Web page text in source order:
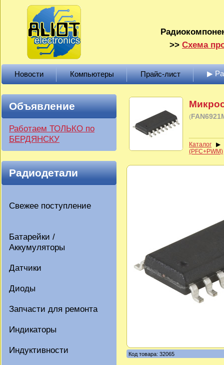
>> Схема
Новости Компьютеры Прайс-лист ▶
Объявление
Работаем ТОЛЬКО по
БЕРДЯНСКУ
Радиодетали
Свежее поступление
Батарейки /
Аккумуляторы
Датчики
Диоды
Запчасти для ремонта
Индикаторы
Индуктивности
(
Каталог
(PFC+PWM)
Код товара: 32065